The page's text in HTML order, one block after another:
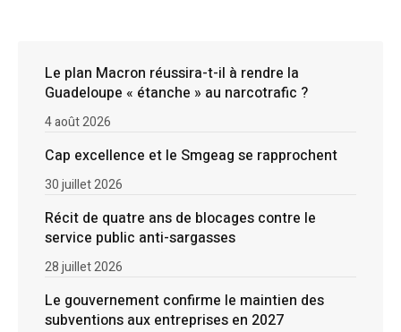
Le plan Macron réussira-t-il à rendre la
Guadeloupe « étanche » au narcotrafic ?
4 août 2026
Cap excellence et le Smgeag se rapprochent
30 juillet 2026
Récit de quatre ans de blocages contre le
service public anti-sargasses
28 juillet 2026
Le gouvernement confirme le maintien des
subventions aux entreprises en 2027